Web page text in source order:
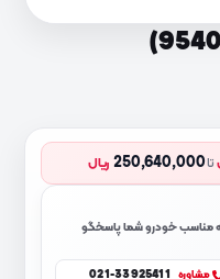
تا250,640,000 ریال
مناسب خودرو شما پاسخگو
مشاوره 021-33925411